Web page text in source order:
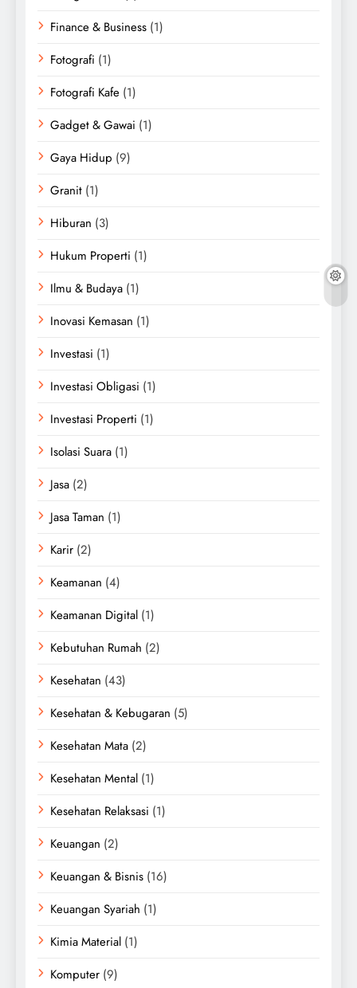
Finance & Business (1)
Fotografi (1)
Fotografi Kafe (1)
Gadget & Gawai (1)
Gaya Hidup (9)
Granit (1)
Hiburan (3)
Hukum Properti (1)
Ilmu & Budaya (1)
Inovasi Kemasan (1)
Investasi (1)
Investasi Obligasi (1)
Investasi Properti (1)
Isolasi Suara (1)
Jasa (2)
Jasa Taman (1)
Karir (2)
Keamanan (4)
Keamanan Digital (1)
Kebutuhan Rumah (2)
Kesehatan (43)
Kesehatan & Kebugaran (5)
Kesehatan Mata (2)
Kesehatan Mental (1)
Kesehatan Relaksasi (1)
Keuangan (2)
Keuangan & Bisnis (16)
Keuangan Syariah (1)
Kimia Material (1)
Komputer (9)